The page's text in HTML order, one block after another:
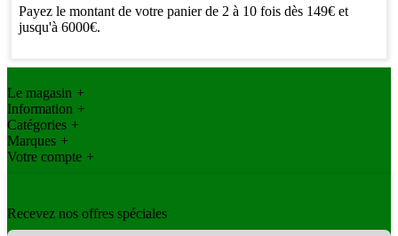
Payez le montant de votre panier de 2 à 10 fois dès 149€ et
jusqu'à 6000€.
Le magasin +
Information +
Catégories +
Marques +
Votre compte +
Recevez nos offres spéciales